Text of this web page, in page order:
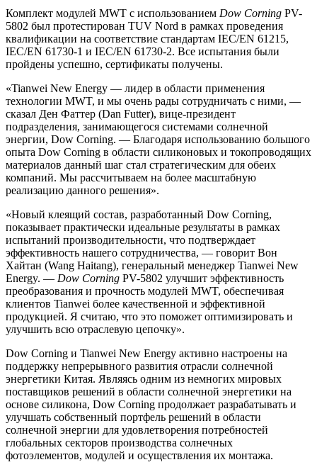
Комплект модулей MWT с использованием Dow Corning PV-
5802 был протестирован TUV Nord в рамках проведения
квалификации на соответствие стандартам IEC/EN 61215,
IEC/EN 61730-1 и IEC/EN 61730-2. Все испытания были
пройдены успешно, сертификаты получены.
«Tianwei New Energy — лидер в области применения
технологии MWT, и мы очень рады сотрудничать с ними, —
сказал Ден Фаттер (Dan Futter), вице-президент
подразделения, занимающегося системами солнечной
энергии, Dow Corning. — Благодаря использованию большого
опыта Dow Corning в области силиконовых и токопроводящих
материалов данный шаг стал стратегическим для обеих
компаний. Мы рассчитываем на более масштабную
реализацию данного решения».
«Новый клеящий состав, разработанный Dow Corning,
показывает практически идеальные результаты в рамках
испытаний производительности, что подтверждает
эффективность нашего сотрудничества, — говорит Вон
Хайтан (Wang Haitang), генеральный менеджер Tianwei New
Energy. — Dow Corning PV-5802 улучшит эффективность
преобразования и прочность модулей MWT, обеспечивая
клиентов Tianwei более качественной и эффективной
продукцией. Я считаю, что это поможет оптимизировать и
улучшить всю отраслевую цепочку».
Dow Corning и Tianwei New Energy активно настроены на
поддержку непрерывного развития отрасли солнечной
энергетики Китая. Являясь одним из немногих мировых
поставщиков решений в области солнечной энергетики на
основе силикона, Dow Corning продолжает разрабатывать и
улучшать собственный портфель решений в области
солнечной энергии для удовлетворения потребностей
глобальных секторов производства солнечных
фотоэлементов, модулей и осуществления их монтажа.